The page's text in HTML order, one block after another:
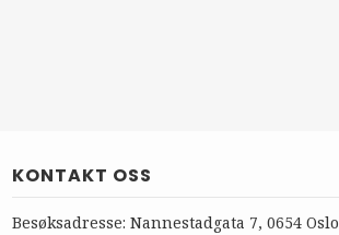
KONTAKT OSS
Besøksadresse: Nannestadgata 7, 0654 Oslo